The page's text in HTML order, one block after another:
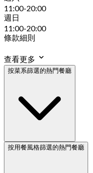
11:00-20:00
週日
11:00-20:00
條款細則
查看更多
按菜系篩選的熱門餐廳
按用餐風格篩選的熱門餐廳